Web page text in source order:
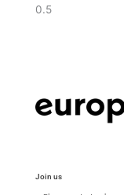
Join us